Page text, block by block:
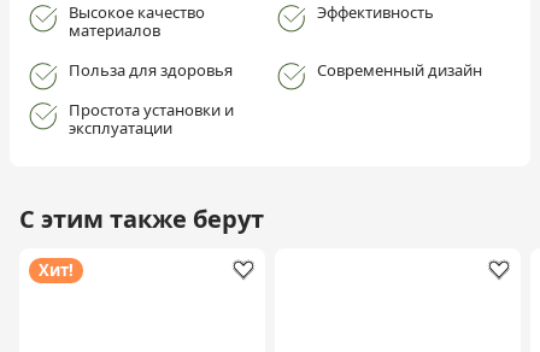
Высокое качество
материалов
Эффективность
Польза для здоровья
Современный дизайн
Простота установки и
эксплуатации
С этим также берут
Хит!